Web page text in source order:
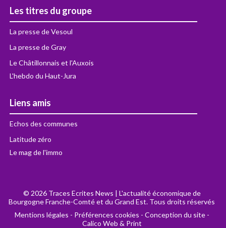
Les titres du groupe
La presse de Vesoul
La presse de Gray
Le Châtillonnais et l'Auxois
L'hebdo du Haut-Jura
Liens amis
Echos des communes
Latitude zéro
Le mag de l'immo
© 2026 Traces Ecrites News | L'actualité économique de
Bourgogne Franche-Comté et du Grand Est. Tous droits réservés
Mentions légales - Préférences cookies - Conception du site -
Calico Web & Print